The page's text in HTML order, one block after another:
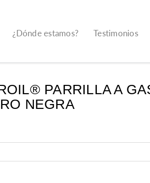
¿Dónde estamos? Testimonios
PARRILLA A
NEGRA